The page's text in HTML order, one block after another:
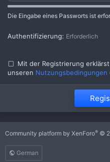
Die Eingabe eines Passworts ist
Authentifizierung Erforderlich
Mit der Registrierung
unseren Nutzungsbedingungen
German
Community platform by XenForo® ©